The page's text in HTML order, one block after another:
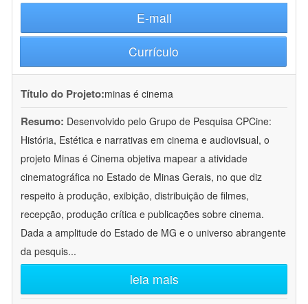
E-mail
Currículo
Título do Projeto:minas é cinema
Resumo: Desenvolvido pelo Grupo de Pesquisa CPCine:
História, Estética e narrativas em cinema e audiovisual, o
projeto Minas é Cinema objetiva mapear a atividade
cinematográfica no Estado de Minas Gerais, no que diz
respeito à produção, exibição, distribuição de filmes,
recepção, produção crítica e publicações sobre cinema.
Dada a amplitude do Estado de MG e o universo abrangente
da pesquis...
leia mais